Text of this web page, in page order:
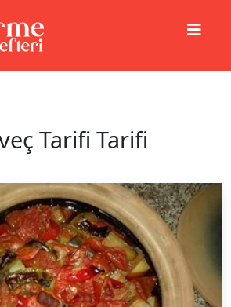
Tarifi Tarifi